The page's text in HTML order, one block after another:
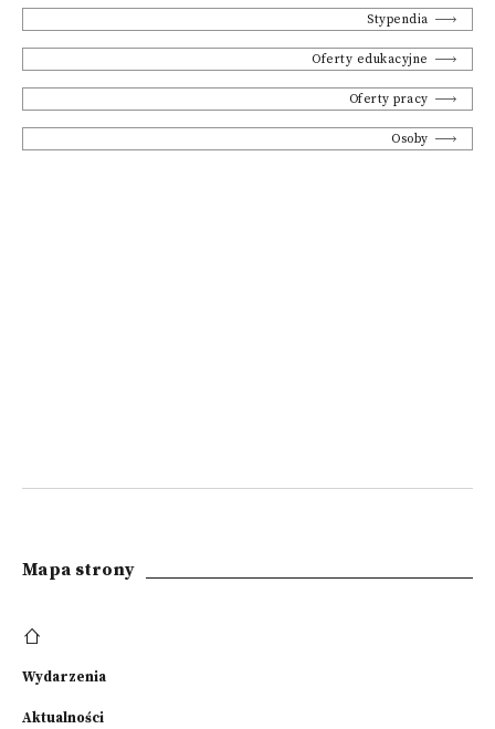
Stypendia
Oferty edukacyjne
Oferty pracy
Osoby
Mapa strony
Wydarzenia
Aktualności